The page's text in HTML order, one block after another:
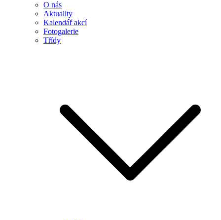
O nás
Aktuality
Kalendář akcí
Fotogalerie
Třídy